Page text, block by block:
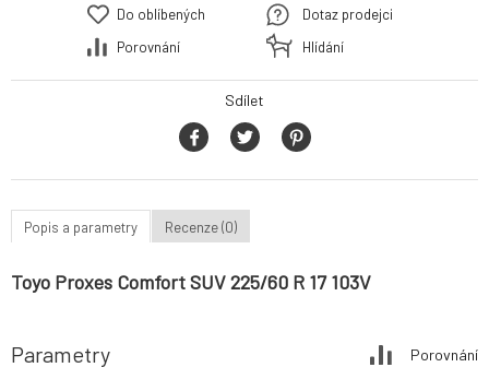
Do oblíbených
Porovnání
Dotaz prodejci
Hlídání
Sdílet
Popis a parametry Recenze (0)
Toyo Proxes Comfort SUV 225/60 R 17 103V
Parametry Porovnání